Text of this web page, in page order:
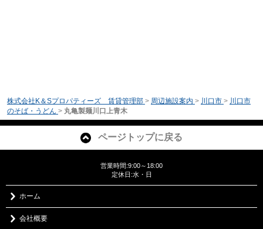
株式会社K＆Sプロパティーズ 賃貸管理部 > 周辺施設案内 > 川口市 > 川口市
のそば・うどん > 丸亀製麺川口上青木
ページトップに戻る
営業時間:9:00～18:00
定休日:水・日
ホーム
会社概要